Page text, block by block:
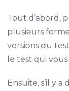
Tout d’abord,
plusieurs
versions du
le test qui
Ensuite, s’il y